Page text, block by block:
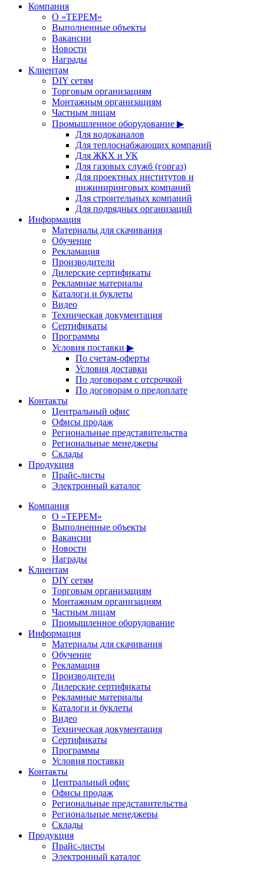
Компания
О «ТЕРЕМ»
Выполненные объекты
Вакансии
Новости
Награды
Клиентам
DIY сетям
Торговым организациям
Монтажным организациям
Частным лицам
Промышленное оборудование ▶
Для водоканалов
Для теплоснабжающих компаний
Для ЖКХ и УК
Для газовых служб (горгаз)
Для проектных институтов и
инжиниринговых компаний
Для строительных компаний
Для подрядных организаций
Информация
Материалы для скачивания
Обучение
Рекламация
Производители
Дилерские сертификаты
Рекламные материалы
Каталоги и буклеты
Видео
Техническая документация
Сертификаты
Программы
Условия поставки ▶
По счетам-оферты
Условия доставки
По договорам с отсрочкой
По договорам о предоплате
Контакты
Центральный офис
Офисы продаж
Региональные представительства
Региональные менеджеры
Склады
Продукция
Прайс-листы
Электронный каталог
Компания
О «ТЕРЕМ»
Выполненные объекты
Вакансии
Новости
Награды
Клиентам
DIY сетям
Торговым организациям
Монтажным организациям
Частным лицам
Промышленное оборудование
Информация
Материалы для скачивания
Обучение
Рекламация
Производители
Дилерские сертификаты
Рекламные материалы
Каталоги и буклеты
Видео
Техническая документация
Сертификаты
Программы
Условия поставки
Контакты
Центральный офис
Офисы продаж
Региональные представительства
Региональные менеджеры
Склады
Продукция
Прайс-листы
Электронный каталог